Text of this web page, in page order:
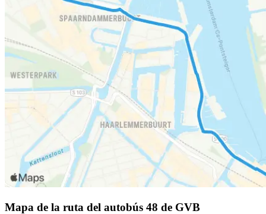
Mapa de la ruta del autobús 48 de GVB